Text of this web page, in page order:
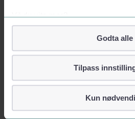
Vil du vite mer?
Om informasjonskapsler
Googles retningslinjer for
Vi tar ditt personvern på alvor
identifiserer deg, som navn eller
Godta alle
Tilpass
Kun